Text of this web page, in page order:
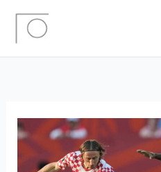
садржај